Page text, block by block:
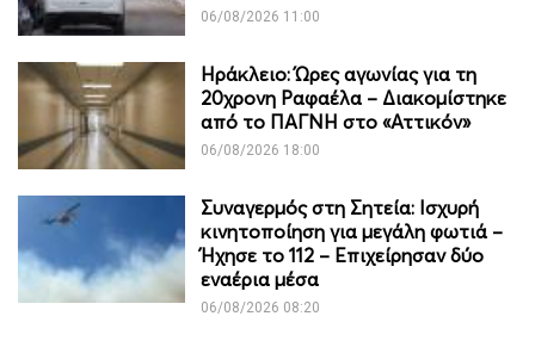
06/08/2026 11:00
Ηράκλειο: Ώρες αγωνίας για τη
20χρονη Ραφαέλα – Διακομίστηκε
από το ΠΑΓΝΗ στο «Αττικόν»
06/08/2026 18:00
Συναγερμός στη Σητεία: Ισχυρή
κινητοποίηση για μεγάλη φωτιά –
Ήχησε το 112 – Επιχείρησαν δύο
εναέρια μέσα
06/08/2026 08:20